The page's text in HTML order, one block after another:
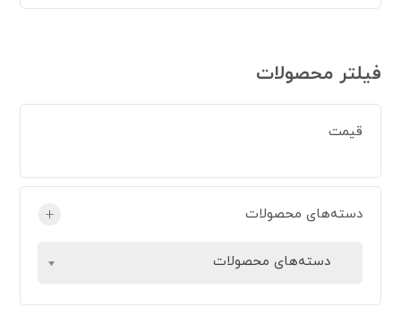
فیلتر محصولات
قیمت
دسته‌های محصولات +
دسته‌های محصولات